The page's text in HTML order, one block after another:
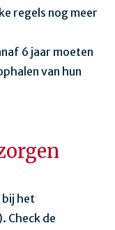
regels nog meer
6 jaar moeten
van hun
het
Check de